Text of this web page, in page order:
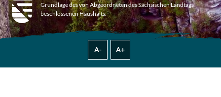
Grundlage des von Abgeordneten des Sächsischen Landtags
beschlossenen Haushalts.
A- A+